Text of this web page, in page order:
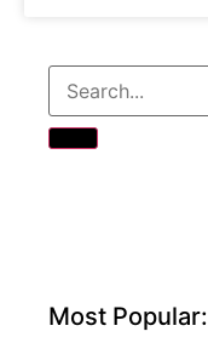
Most Popular: